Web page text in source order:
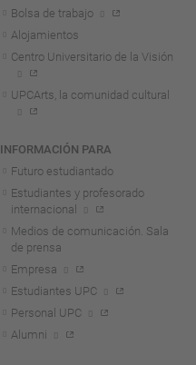
Bolsa de trabajo
Alojamientos
Centro Universitario de la Visión
UPCArts, la comunidad cultural
INFORMACIÓN PARA
Futuro estudiantado
Estudiantes y profesorado
internacional
Medios de comunicación. Sala
de prensa
Empresa
Estudiantes UPC
Personal UPC
Alumni